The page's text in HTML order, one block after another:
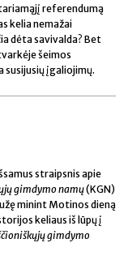
referendumą
kelia nemažai
dėta savivalda? Bet
šeimos
susijusių įgaliojimų.
straipsnis apie
gimdymo namų(KGN)
minint Motinos dieną
keliaus iš lūpų į
gimdymo